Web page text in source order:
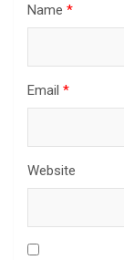
Name *
Email *
Website